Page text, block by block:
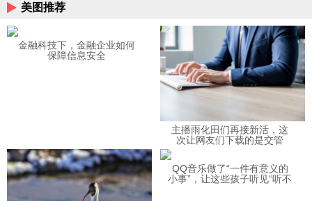
美图推荐
金融科技下，金融企业如何
保障信息安全
主播雨化田们再接新活，这
次让网友们下载的是交管
QQ音乐做了“一件有意义的
小事”，让这些孩子听见“听不